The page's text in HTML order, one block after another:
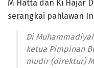
M Hatta dan Ki Hajar
serangkai pahlawan
Di
ketua Pimpinan
mudir (direktur)